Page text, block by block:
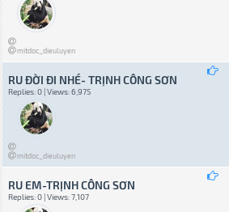
mitdoc_dieuluyen
RU ĐỜI ĐI NHÉ- TRỊNH CÔNG SƠN
Replies: 0 | Views: 6,975
mitdoc_dieuluyen
RU EM-TRỊNH CÔNG SƠN
Replies: 0 | Views: 7,107